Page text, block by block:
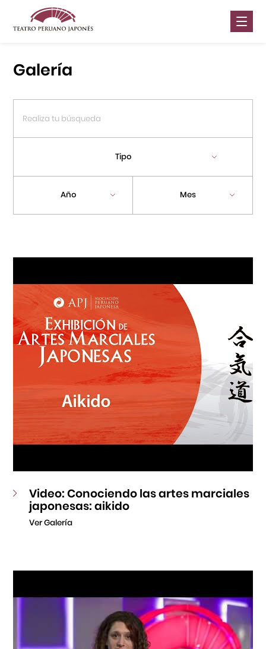
Centro Cultural Peruano Japonés
Teatro Peruano Japonés
Galería
Tipo
Año Mes
Video: Conociendo las artes marciales
japonesas: aikido
Ver Galería